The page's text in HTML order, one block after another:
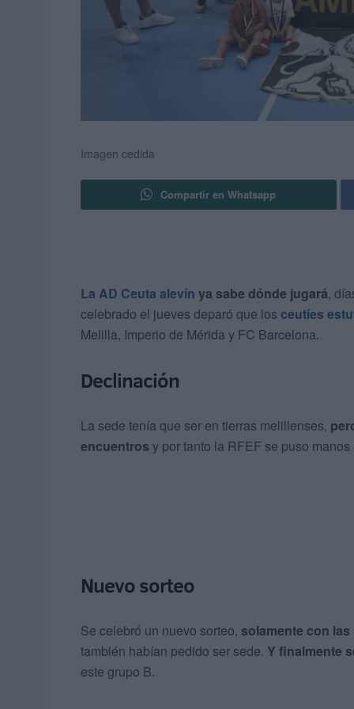
Imagen cedida
Compartir en Whatsapp
La AD Ceuta alevín ya sabe dónde jugará,
celebrado el jueves deparó que los ceutíes
Melilla, Imperio de Mérida y FC Barcelona.
Declinación
La sede tenía que ser en tierras melillenses,
encuentros y por tanto la RFEF se puso
Nuevo sorteo
Se celebró un nuevo sorteo, solamente con
también habían pedido ser sede. Y finalmente
este grupo B.